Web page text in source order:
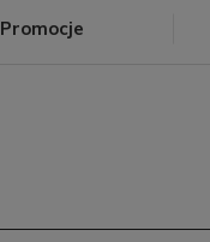
Promocje